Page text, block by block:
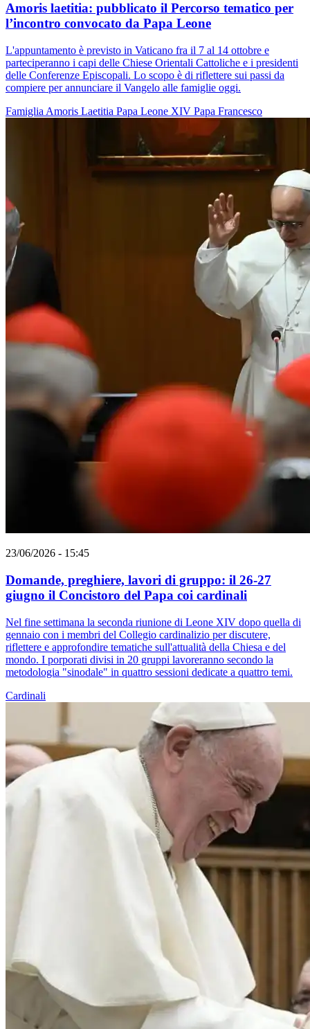
Amoris laetitia: pubblicato il Percorso tematico per
l’incontro convocato da Papa Leone
L'appuntamento è previsto in Vaticano fra il 7 al 14 ottobre e
parteciperanno i capi delle Chiese Orientali Cattoliche e i presidenti
delle Conferenze Episcopali. Lo scopo è di riflettere sui passi da
compiere per annunciare il Vangelo alle famiglie oggi.
Famiglia Amoris Laetitia Papa Leone XIV Papa Francesco
23/06/2026 - 15:45
Domande, preghiere, lavori di gruppo: il 26-27
giugno il Concistoro del Papa coi cardinali
Nel fine settimana la seconda riunione di Leone XIV dopo quella di
gennaio con i membri del Collegio cardinalizio per discutere,
riflettere e approfondire tematiche sull'attualità della Chiesa e del
mondo. I porporati divisi in 20 gruppi lavoreranno secondo la
metodologia "sinodale" in quattro sessioni dedicate a quattro temi.
Cardinali